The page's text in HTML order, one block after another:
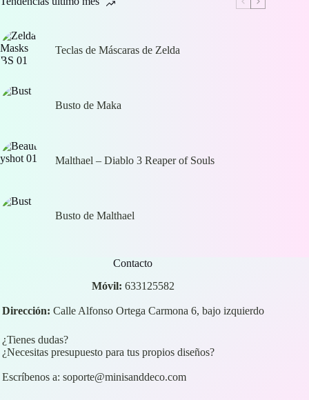
Teclas de Máscaras de Zelda
Busto de Maka
Malthael – Diablo 3 Reaper of Souls
Busto de Malthael
Contacto
Móvil: 633125582
Dirección: Calle Alfonso Ortega Carmona 6, bajo izquierdo
¿Tienes dudas?
¿Necesitas presupuesto para tus propios diseños?
Escríbenos a: soporte@minisanddeco.com